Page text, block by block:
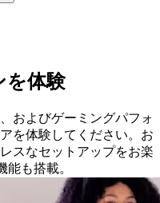
を体験
およびゲーミングパフォ
を体験してください。お
スなセットアップをお楽
も搭載。